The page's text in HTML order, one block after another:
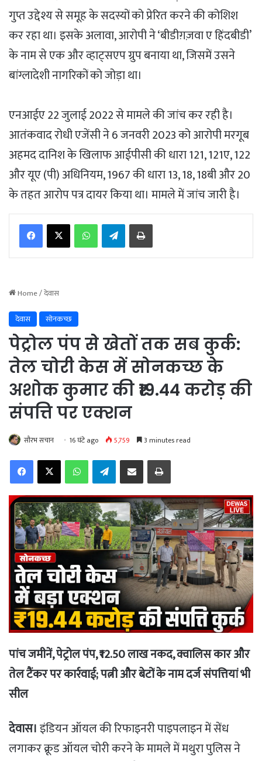
गुप्त उद्देश्य से समूह के सदस्यों को प्रेरित करने की कोशिश
कर रहा था। इसके अलावा, आरोपी ने ‘बीडीग़ज़वा ए हिंदबीडी’
के नाम से एक और व्हाट्सएप ग्रुप बनाया था, जिसमें उसने
बांग्लादेशी नागरिकों को जोड़ा था।
एनआईए 22 जुलाई 2022 से मामले की जांच कर रही है।
आतंकवाद रोधी एजेंसी ने 6 जनवरी 2023 को आरोपी मरगूब
अहमद दानिश के खिलाफ आईपीसी की धारा 121, 121ए, 122
और यूए (पी) अधिनियम, 1967 की धारा 13, 18, 18बी और 20
के तहत आरोप पत्र दायर किया था। मामले में जांच जारी है।
WhatsAppTelegramPrint